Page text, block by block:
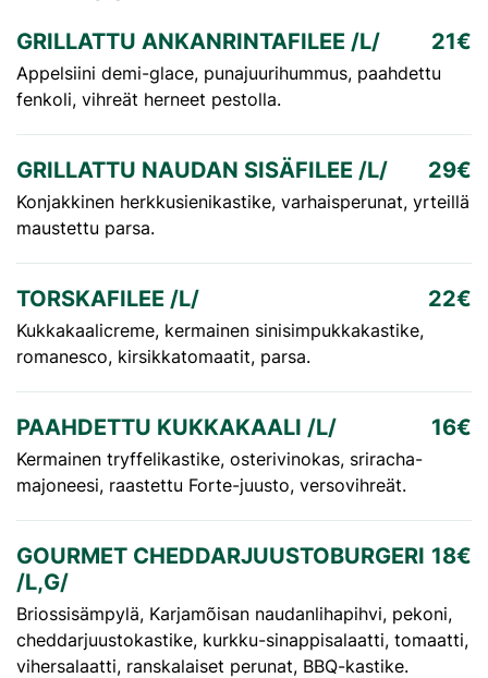
GRILLATTU ANKANRINTAFILEE /L/ 21€
Appelsiini demi-glace, punajuurihummus, paahdettu
fenkoli, vihreät herneet pestolla.
GRILLATTU NAUDAN SISÄFILEE /L/ 29€
Konjakkinen herkkusienikastike, varhaisperunat, yrteillä
maustettu parsa.
TORSKAFILEE /L/ 22€
Kukkakaalicreme, kermainen sinisimpukkakastike,
romanesco, kirsikkatomaatit, parsa.
PAAHDETTU KUKKAKAALI /L/ 16€
Kermainen tryffelikastike, osterivinokas, sriracha-
majoneesi, raastettu Forte-juusto, versovihreät.
GOURMET CHEDDARJUUSTOBURGERI
/L,G/
18€
Briossisämpylä, Karjamõisan naudanlihapihvi, pekoni,
cheddarjuustokastike, kurkku-sinappisalaatti, tomaatti,
vihersalaatti, ranskalaiset perunat, BBQ-kastike.